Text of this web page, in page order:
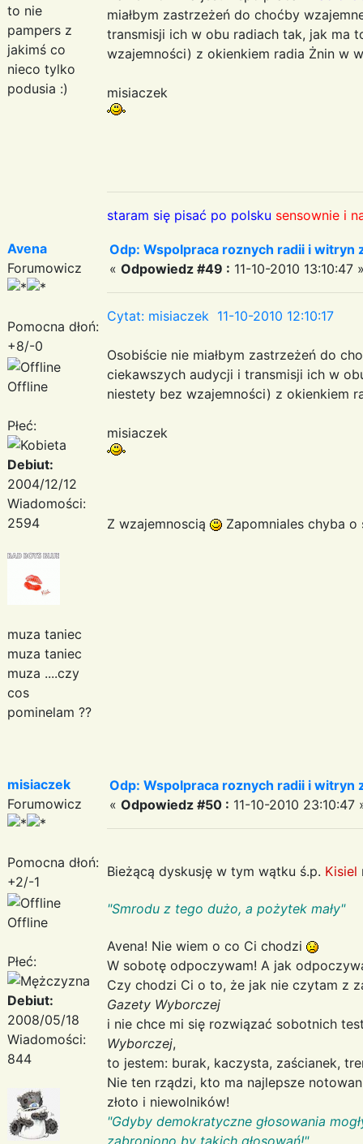
to nie
pampers z
jakimś co
nieco tylko
podusia :)
miałbym zastrzeżeń do choćby
transmisji ich w obu radiach tak, jak ma
wzajemności) z okienkiem radia Żnin w
misiaczek
staram się pisać po polsku sensownie i
Avena
Forumowicz
Pomocna dłoń:
+8/-0
Offline
Płeć:
Debiut:
2004/12/12
Wiadomości:
2594
muza taniec
muza taniec
muza ....czy
cos
pominelam ??
Odp: Wspolpraca roznych radii i witryn
« Odpowiedz #49 : 11-10-2010 13:10:47
Cytat: misiaczek 11-10-2010 12:10:17
Osobiście nie miałbym zastrzeżeń do
ciekawszych audycji i transmisji ich w
niestety bez wzajemności) z okienkiem
misiaczek
Z wzajemnoscią Zapomniales chyba
misiaczek
Forumowicz
Pomocna dłoń:
+2/-1
Offline
Płeć:
Debiut:
2008/05/18
Wiadomości:
844
Odp: Wspolpraca roznych radii i witryn
« Odpowiedz #50 : 11-10-2010 23:10:47
Bieżącą dyskusję w tym wątku ś.p. Kisiel
"Smrodu z tego dużo, a pożytek mały"
Avena! Nie wiem o co Ci chodzi
W sobotę odpoczywam! A jak
Czy chodzi Ci o to, że jak nie czytam z
Gazety Wyborczej
i nie chce mi się rozwiązać sobotnich
Wyborczej,
to jestem: burak, kaczysta, zaścianek,
Nie ten rządzi, kto ma najlepsze
złoto i niewolników!
"Gdyby demokratyczne głosowania
zabroniono by takich głosowań!"